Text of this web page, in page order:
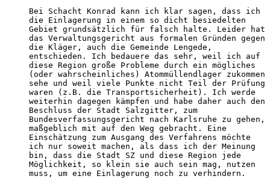
Bei Schacht Konrad kann ich klar sagen, dass ich
die Einlagerung in einem so dicht besiedelten
Gebiet grundsätzlich für falsch halte. Leider hat
das Verwaltungsgericht aus formalen Gründen gegen
die Kläger, auch die Gemeinde Lengede,
entschieden. Ich bedauere das sehr, weil ich auf
diese Region große Probleme durch ein mögliches
(oder wahrscheinliches) Atommüllendlager zukommen
sehe und weil viele Punkte nicht Teil der Prüfung
waren (z.B. die Transportsicherheit). Ich werde
weiterhin dagegen kämpfen und habe daher auch den
Beschluss der Stadt Salzgitter, zum
Bundesverfassungsgericht nach Karlsruhe zu gehen,
maßgeblich mit auf den Weg gebracht. Eine
Einschätzung zum Ausgang des Verfahrens möchte
ich nur soweit machen, als dass ich der Meinung
bin, dass die Stadt SZ und diese Region jede
Möglichkeit, so klein sie auch sein mag, nutzen
muss, um eine Einlagerung noch zu verhindern.